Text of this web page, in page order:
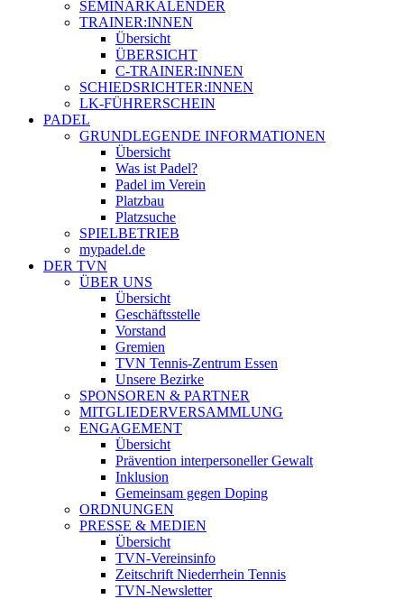
SEMINARKALENDER
TRAINER:INNEN
Übersicht
ÜBERSICHT
C-TRAINER:INNEN
SCHIEDSRICHTER:INNEN
LK-FÜHRERSCHEIN
PADEL
GRUNDLEGENDE INFORMATIONEN
Übersicht
Was ist Padel?
Padel im Verein
Platzbau
Platzsuche
SPIELBETRIEB
mypadel.de
DER TVN
ÜBER UNS
Übersicht
Geschäftsstelle
Vorstand
Gremien
TVN Tennis-Zentrum Essen
Unsere Bezirke
SPONSOREN & PARTNER
MITGLIEDERVERSAMMLUNG
ENGAGEMENT
Übersicht
Prävention interpersoneller Gewalt
Inklusion
Gemeinsam gegen Doping
ORDNUNGEN
PRESSE & MEDIEN
Übersicht
TVN-Vereinsinfo
Zeitschrift Niederrhein Tennis
TVN-Newsletter